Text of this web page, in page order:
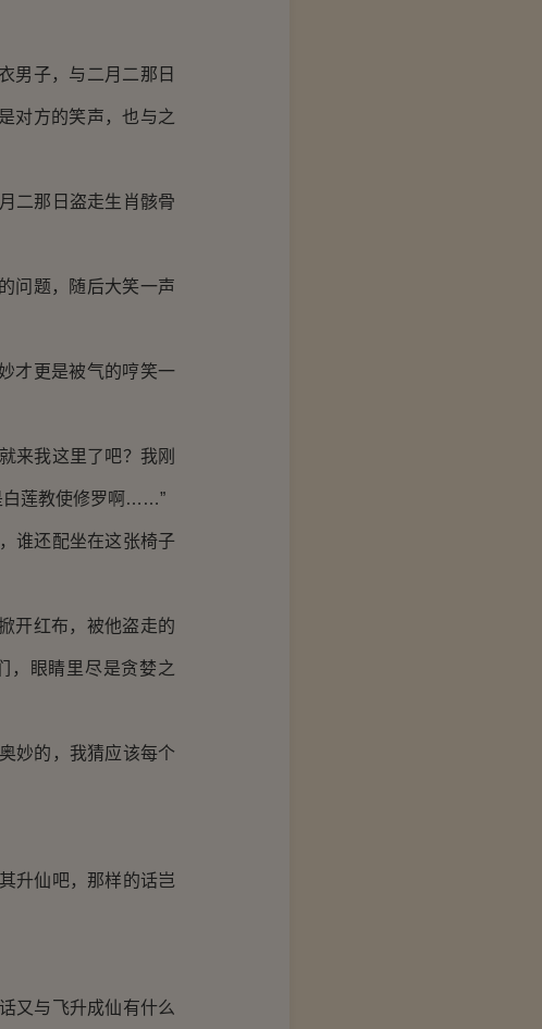
子，与二月二那日
对方的笑声，也与之
二那日盗走生肖骸骨
问题，随后大笑一声
才更是被气的哼笑一
来我这里了吧？我刚
白莲教使修罗啊……”
谁还配坐在这张椅子
开红布，被他盗走的
，眼睛里尽是贪婪之
妙的，我猜应该每个
升仙吧，那样的话岂
又与飞升成仙有什么